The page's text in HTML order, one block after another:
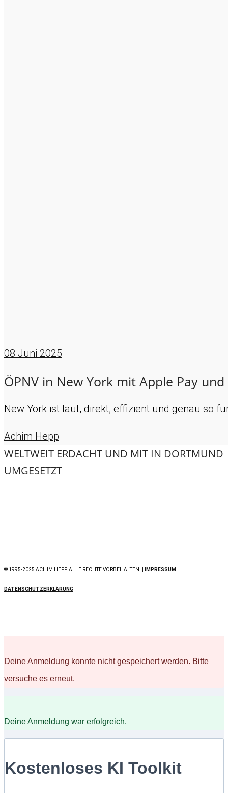
08 Juni 2025
ÖPNV in New York mit Apple Pay
New York ist laut, direkt, effizient und genau so
Achim Hepp
WELTWEIT ERDACHT UND MIT IN DORTMUND
UMGESETZT
© 1995-2025 ACHIM HEPP. ALLE RECHTE VORBEHALTEN. | IMPRESSUM
DATENSCHUTZERKLÄRUNG
Deine Anmeldung konnte nicht gespeichert werden. Bitte
versuche es erneut.
Deine Anmeldung war erfolgreich.
Kostenloses KI Toolkit